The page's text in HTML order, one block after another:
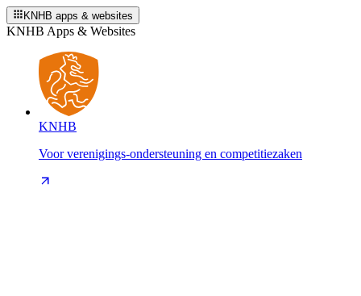
KNHB apps & websites
KNHB Apps & Websites
KNHB
Voor verenigings-ondersteuning en competitiezaken